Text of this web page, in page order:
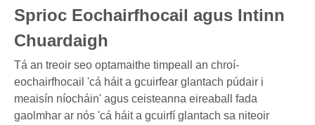
Sprioc Eochairfhocail agus Intinn
Chuardaigh
Tá an treoir seo optamaithe timpeall an chroí-
eochairfhocail 'cá háit a gcuirfear glantach púdair i
meaisín níocháin' agus ceisteanna eireaball fada
gaolmhar ar nós 'cá háit a gcuirfí glantach sa niteoir